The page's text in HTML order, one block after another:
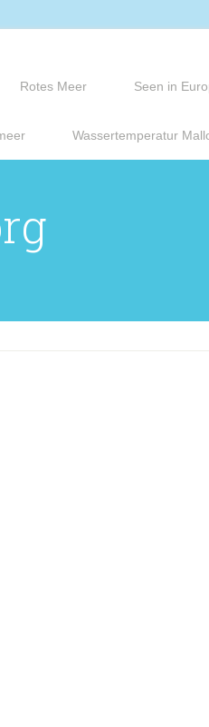
Rotes Meer Seen in
Wassertemperatur